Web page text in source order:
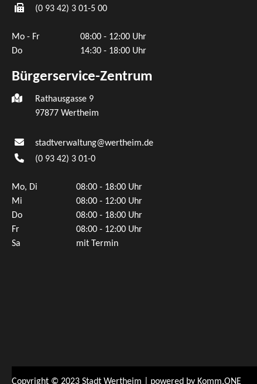
(0 93 42) 3 01-5 00
Mo - Fr
08:00 - 12:00 Uhr
Do
14:30 - 18:00 Uhr
Bürgerservice-Zentrum
Rathausgasse 9
97877 Wertheim
stadtverwaltung@wertheim.de
(0 93 42) 3 01-0
Mo, Di
08:00 - 18:00 Uhr
Mi
08:00 - 12:00 Uhr
Do
08:00 - 18:00 Uhr
Fr
08:00 - 12:00 Uhr
Sa
mit Termin
Copyright © 2023 Stadt Wertheim | powered by Komm.ONE